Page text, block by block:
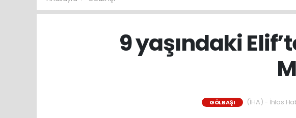
9 yaşındaki
GÖLBAŞI (İHA) - İhlas